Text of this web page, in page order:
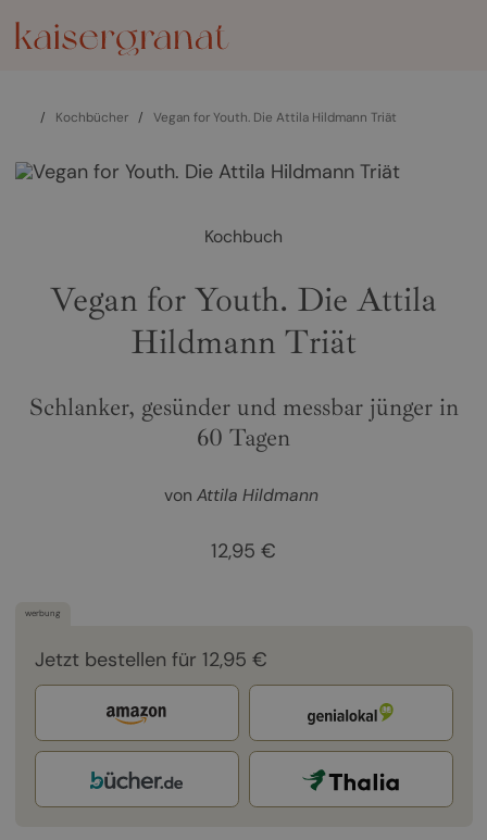
/ Kochbücher / Vegan for Youth. Die Attila Hildmann Triät
Kochbuch
Vegan for Youth. Die Attila
Hildmann Triät
Schlanker, gesünder und messbar jünger in
60 Tagen
vonAttila Hildmann
12,95 €
werbung
Jetzt bestellen für 12,95 €